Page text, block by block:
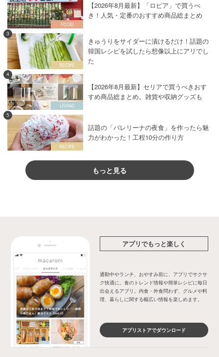
【2026年8月最新】「ロピア」で買うべ
き！人気・定番のおすすめ商品総まとめ
3
きゅうりをサイダーに漬けるだけ！話題の
韓国レシピを試したら想像以上にアリでし
た
4
【2026年8月最新】セリアで買うべきおす
すめ商品総まとめ。雑貨や収納グッズも
5
話題の「バレリーナの夜食」を作ったら魅
力がわかった！工程10分の作り方
もっと見る
アプリでもっと楽しく
通勤中やランチ、おやすみ前に、アプリでサクサ
ク快適に。食のトレンド情報や簡単レシピに毎日
出会えるアプリ。内食・外食問わず、グルメや料
理、暮らしに関する幅広い情報を楽しめます。
アプリストアでダウンロード